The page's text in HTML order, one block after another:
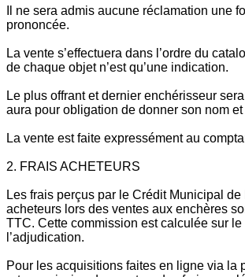
Il ne sera admis aucune réclamation une
prononcée.
La vente s’effectuera dans l’ordre du
de chaque objet n’est qu’une indication.
Le plus offrant et dernier enchérisseur sera
aura pour obligation de donner son nom
La vente est faite expressément au
2. FRAIS ACHETEURS
Les frais perçus par le Crédit Municipal
acheteurs lors des ventes aux enchères
TTC. Cette commission est calculée sur le
l’adjudication.
Pour les acquisitions faites en ligne via la